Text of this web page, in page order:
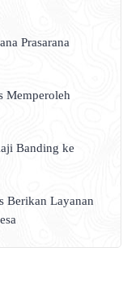
Prasarana
Memperoleh
Banding ke
Berikan Layanan